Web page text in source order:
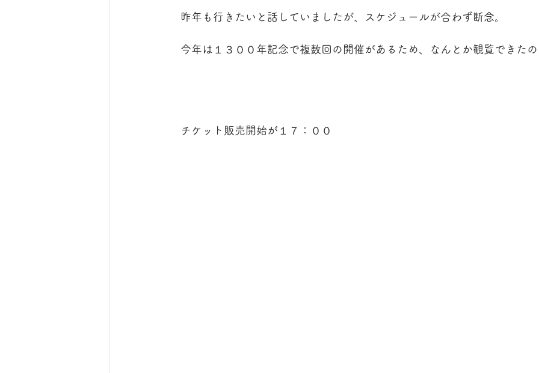
昨年も行きたいと話していましたが、スケジュールが合わず断念。
今年は１３００年記念で複数回の開催があるため、なんとか観覧できた
チケット販売開始が１７：００